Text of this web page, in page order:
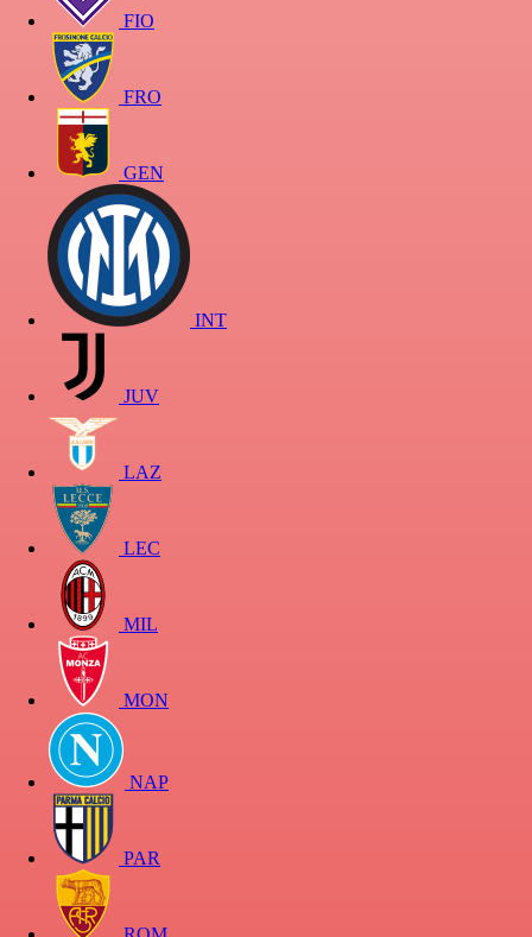
FIO
FRO
GEN
INT
JUV
LAZ
LEC
MIL
MON
NAP
PAR